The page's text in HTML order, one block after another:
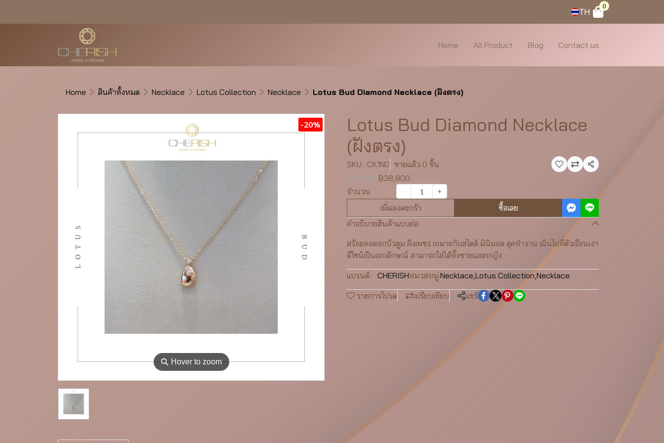
TH
0
Home All Product Blog Contact us
Home สินค้าทั้งหมด Necklace Lotus Collection Necklace Lotus Bud Diamond Necklace (ฝังตรง)
⚲Hover to zoom
-20%
Lotus Bud Diamond Necklace
(ฝังตรง)
SKU : CK1ND ขายแล้ว 0 ชิ้น
แชร์
฿48,500฿38,800
จำนวน
เพิ่มลงตะกร้า
ซื้อเลย
คำอธิบายสินค้าแบบย่อ
สร้อยคอดอกบัวตูม ฝังเพชร เหมาะกับสไตล์ มินิมอล ลุคทำงาน เน้นไปที่ตัวเรือนเงา
ดีไซน์เป็นเอกลักษณ์ สามารถใส่ได้ทั้งชายและหญิง
แบรนด์: CHERISHหมวดหมู่:Necklace,Lotus Collection,Necklace
รายการโปรด เปรียบเทียบ แชร์